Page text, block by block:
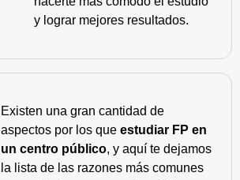
y lograr mejores resultados.
Existen una gran cantidad de
aspectos por los que estudiar FP en
un centro público, y aquí te dejamos
la lista de las razones más comunes